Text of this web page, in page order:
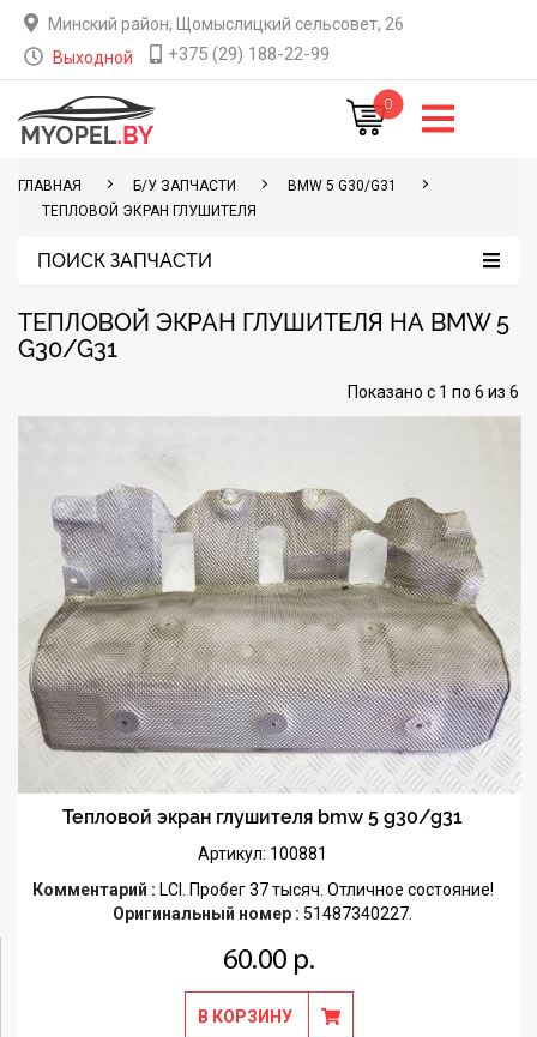
Минский район, Щомыслицкий сельсовет, 26
Выходной
+375 (29) 188-22-99
0
ГЛАВНАЯ Б/У ЗАПЧАСТИ
BMW 5 G30/G31
ТЕПЛОВОЙ ЭКРАН ГЛУШИТЕЛЯ
ПОИСК ЗАПЧАСТИ
ТЕПЛОВОЙ ЭКРАН ГЛУШИТЕЛЯ НА BMW 5
G30/G31
Показано с 1 по 6 из 6
Тепловой экран глушителя bmw 5 g30/g31
Артикул: 100881
Комментарий : LCI. Пробег 37 тысяч. Отличное состояние!
Оригинальный номер : 51487340227.
60.00 р.
В КОРЗИНУ